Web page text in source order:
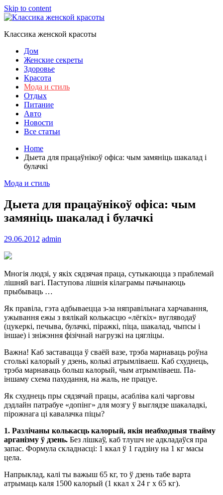
Skip to content
Классика женской красоты
Дом
Женские секреты
Здоровье
Красота
Мода и стиль
Отдых
Питание
Авто
Новости
Все статьи
Home
Дыета для працаўнікоў офіса: чым замяніць шакалад і
булачкі
Мода и стиль
Дыета для працаўнікоў офіса: чым
замяніць шакалад і булачкі
29.06.2012 admin
Многія людзі, у якіх сядзячая праца, сутыкаюцца з праблемай
лішняй вагі. Паступова лішнія кілаграмы пачынаюць
прыбываць …
Як правіла, гэта адбываецца з-за няправільнага харчавання,
ужывання ежы з вялікай колькасцю «лёгкіх» вугляводаў
(цукеркі, печыва, булачкі, піражкі, піца, шакалад, чыпсы і
іншае) і зніжэння фізічнай нагрузкі на цягліцы.
Важна! Каб заставацца ў сваёй вазе, трэба марнаваць роўна
столькі калорый у дзень, колькі атрымліваеш. Каб схуднець,
трэба марнаваць больш калорый, чым атрымліваеш. Па-
іншаму схема пахудання, на жаль, не працуе.
Як схуднець пры сядзячай працы, асабліва калі чарговы
дэдлайн патрабуе «допінг» для мозгу ў выглядзе шакаладкі,
пірожнага ці кавалачка піцы?
1. Разлічаны колькасць калорый, якія неабходныя твайму
арганізму ў дзень. Без лішкаў, каб тлушч не адкладаўся пра
запас. Формула складнасці: 1 ккал ў 1 гадзіну на 1 кг масы
цела.
Напрыклад, калі ты важыш 65 кг, то ў дзень табе варта
атрымаць каля 1500 калорый (1 ккал х 24 г х 65 кг).